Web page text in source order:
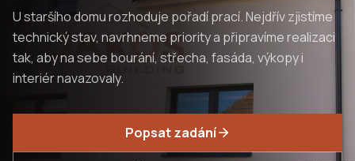
U staršího domu rozhoduje pořadí prací. Nejdřív zjistíme
technický stav, navrhneme priority a připravíme realizaci
tak, aby na sebe bourání, střecha, fasáda, výkopy i
interiér navazovaly.
Popsat zadání